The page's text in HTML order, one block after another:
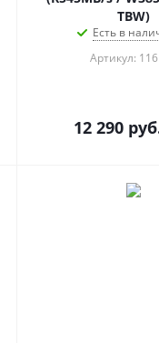
TBW)
Есть в
Артикул:
12 290